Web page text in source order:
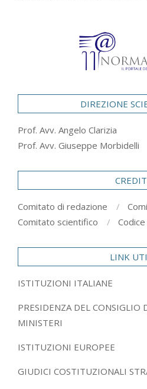
DIREZIONE
Prof. Avv. Angelo Clarizia
Prof. Avv. Giuseppe Morbidelli
Comitato di redazione
Comitato scientifico
LINK
ISTITUZIONI ITALIANE
PRESIDENZA DEL CONSIGLIO
MINISTERI
ISTITUZIONI EUROPEE
GIUDICI COSTITUZIONALI